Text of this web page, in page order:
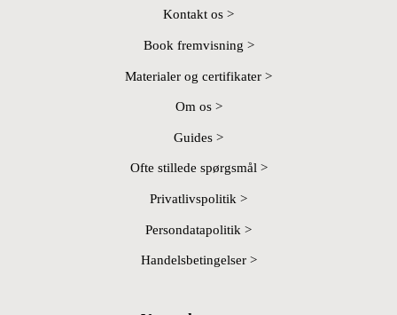
Kontakt os >
Book fremvisning >
Materialer og certifikater >
Om os >
Guides >
Ofte stillede spørgsmål >
Privatlivspolitik >
Persondatapolitik >
Handelsbetingelser >